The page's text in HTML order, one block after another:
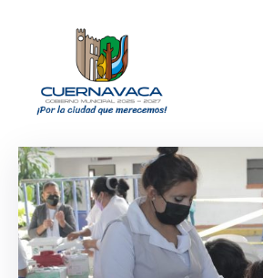
Gobierno
Turismo
Trámites
y
Servicios